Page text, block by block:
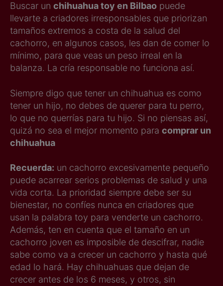
Buscar un chihuahua toy en Bilbao puede
llevarte a criadores irresponsables que priorizan
tamaños extremos a costa de la salud del
cachorro, en algunos casos, les dan de comer lo
mínimo, para que veas un peso irreal en la
balanza. La cría responsable no funciona así.
Siempre digo que tener un chihuahua es como
tener un hijo, no debes de querer para tu perro,
lo que no querrías para tu hijo. Si no piensas así,
quizá no sea el mejor momento para comprar un
chihuahua
Recuerda: un cachorro excesivamente pequeño
puede acarrear serios problemas de salud y una
vida corta. La prioridad siempre debe ser su
bienestar, no confíes nunca en criadores que
usan la palabra toy para venderte un cachorro.
Además, ten en cuenta que el tamaño en un
cachorro joven es imposible de descifrar, nadie
sabe como va a crecer un cachorro y hasta qué
edad lo hará. Hay chihuahuas que dejan de
crecer antes de los 6 meses, y otros, sin